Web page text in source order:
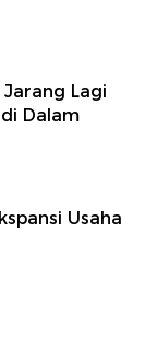
Lagi
Dalam
Usaha